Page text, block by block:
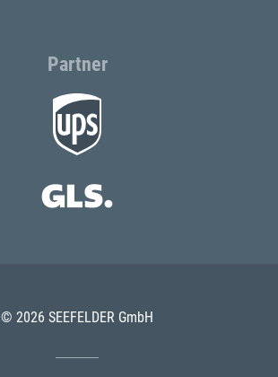
Partner
© 2026 SEEFELDER GmbH